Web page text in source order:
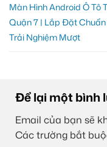
Màn Hình Android Ô Tô
Quận 7 | Lắp Đặt Chuẩn
Trải Nghiệm Mượt
Để lại một bình
Email của bạn sẽ
Các trường bắt